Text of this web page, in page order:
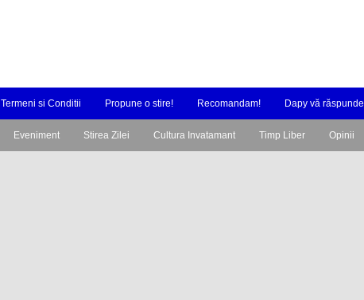
Termeni si Conditii Propune o stire! Recomandam! Dapy vă răspunde
Eveniment Stirea Zilei Cultura Invatamant Timp Liber Opinii